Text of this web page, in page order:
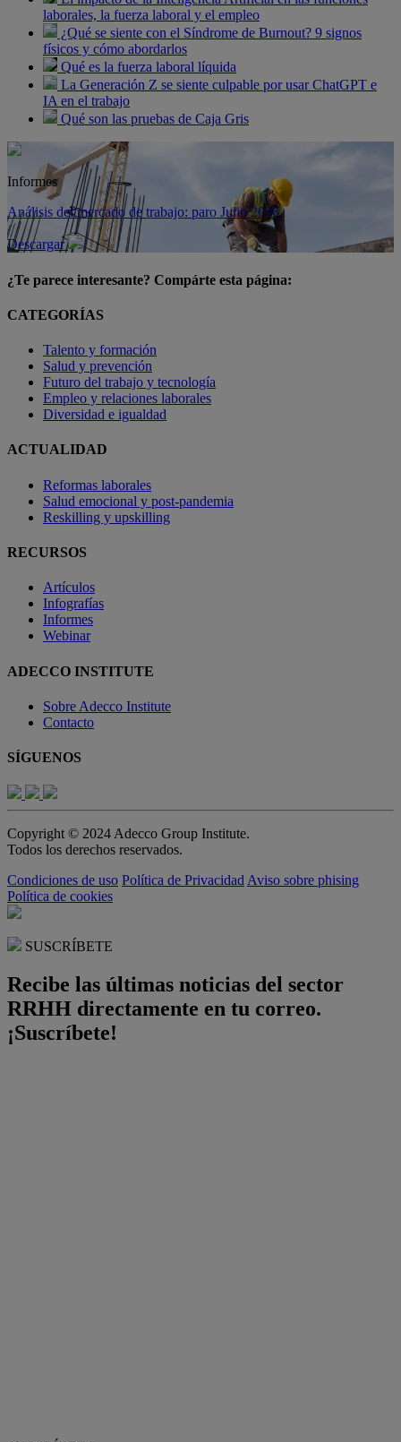
laborales, la fuerza laboral y el empleo
¿Qué se siente con el Síndrome de Burnout? 9 signos
físicos y cómo abordarlos
Qué es la fuerza laboral líquida
La Generación Z se siente culpable por usar ChatGPT e
IA en el trabajo
Qué son las pruebas de Caja Gris
Informes
Análisis del mercado de trabajo: paro Julio 2026
Descargar
¿Te parece interesante? Compárte esta página:
CATEGORÍAS
Talento y formación
Salud y prevención
Futuro del trabajo y tecnología
Empleo y relaciones laborales
Diversidad e igualdad
ACTUALIDAD
Reformas laborales
Salud emocional y post-pandemia
Reskilling y upskilling
RECURSOS
Artículos
Infografías
Informes
Webinar
ADECCO INSTITUTE
Sobre Adecco Institute
Contacto
SÍGUENOS
Copyright © 2024 Adecco Group Institute.
Todos los derechos reservados.
Condiciones de uso Política de Privacidad Aviso sobre phising
Política de cookies
SUSCRÍBETE
Recibe las últimas noticias del sector
RRHH directamente en tu correo.
¡Suscríbete!